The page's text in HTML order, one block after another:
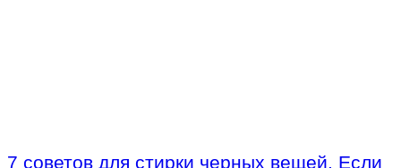
7 советов для стирки черных вещей. Если